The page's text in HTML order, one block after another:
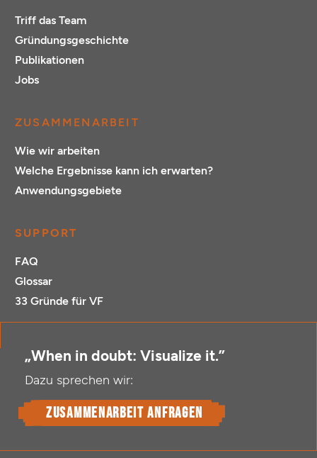
Triff das Team
Gründungsgeschichte
Publikationen
Jobs
ZUSAMMENARBEIT
Wie wir arbeiten
Welche Ergebnisse kann ich erwarten?
Anwendungsgebiete
SUPPORT
FAQ
Glossar
33 Gründe für VF
„When in doubt: Visualize it.”
Dazu sprechen wir:
Zusammenarbeit anfragen